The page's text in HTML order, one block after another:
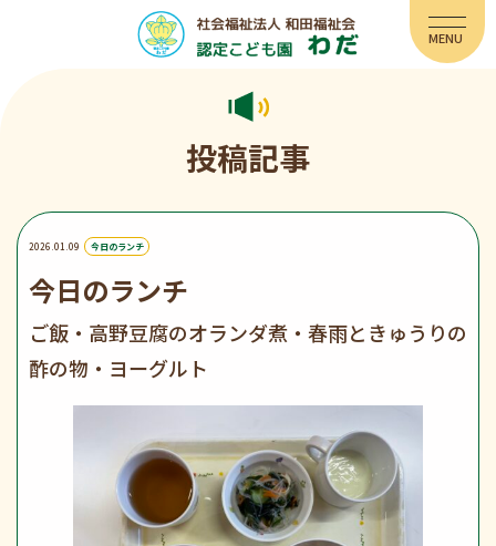
投稿記事
2026.01.09 今日のランチ
今日のランチ
ご飯・高野豆腐のオランダ煮・春雨ときゅうりの
酢の物・ヨーグルト